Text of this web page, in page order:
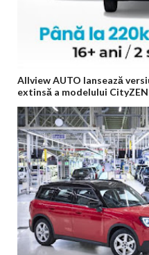
Allview AUTO lansează
extinsă a modelului CityZEN